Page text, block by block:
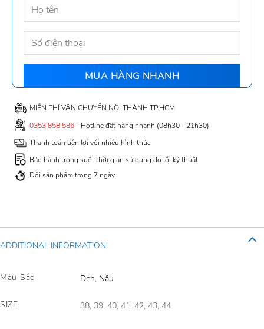
MIỄN PHÍ VẬN CHUYỂN NỘI THÀNH TP.HCM
0353 858 586- Hotline đặt hàng nhanh (08h30 - 21h30)
Thanh toán tiện lợi với nhiều hình thức
Bảo hành trong suốt thời gian sử dụng do lỗi kỹ thuật
Đổi sản phẩm trong 7 ngày
ADDITIONAL INFORMATION
Màu Sắc Đen, Nâu
SIZE 38, 39, 40, 41, 42, 43, 44